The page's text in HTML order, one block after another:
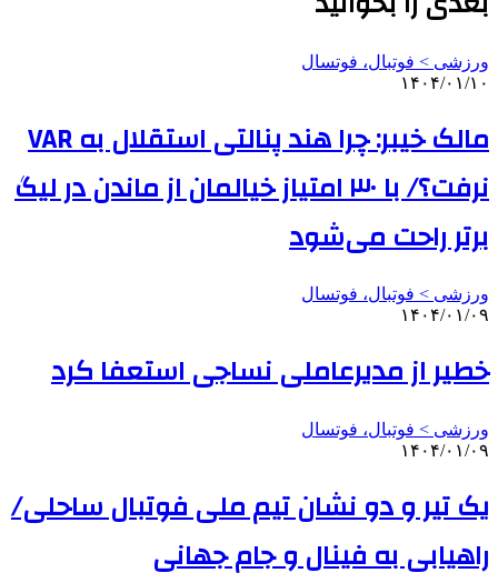
ورزشی > فوتبال، فوتسال
۱۴۰۴/۰۱/۱۰
مالک خیبر: چرا هند پنالتی استقلال به VAR
نرفت؟/ با ۳۰ امتیاز خیالمان از ماندن در لیگ
برتر راحت می‌شود
ورزشی > فوتبال، فوتسال
۱۴۰۴/۰۱/۰۹
خطیر از مدیرعاملی نساجی استعفا کرد
ورزشی > فوتبال، فوتسال
۱۴۰۴/۰۱/۰۹
یک تیر و دو نشان تیم ملی فوتبال ساحلی/
راهیابی به فینال و جام جهانی